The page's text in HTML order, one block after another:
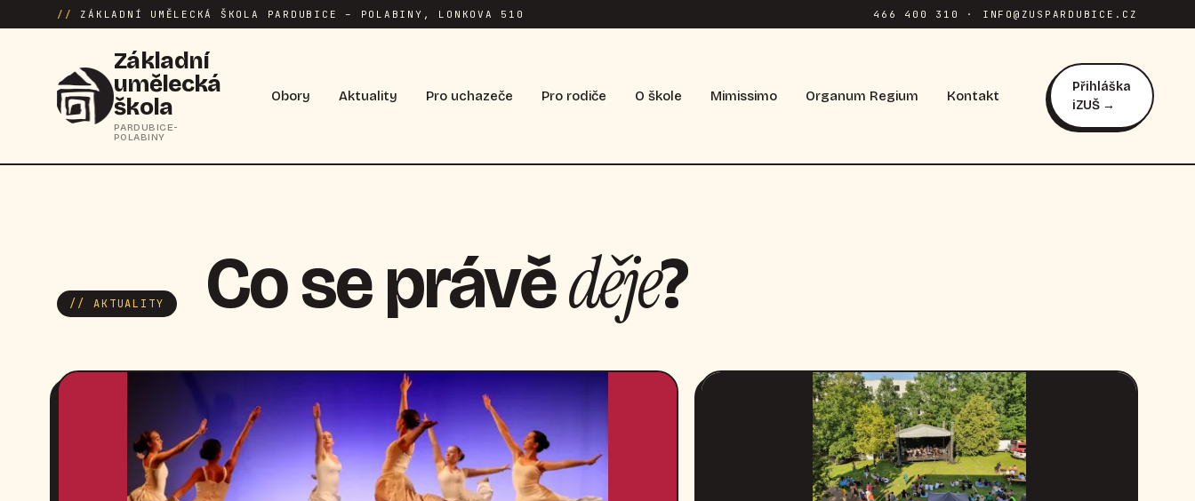
// ZÁKLADNÍ UMĚLECKÁ ŠKOLA PARDUBICE – POLABINY, LONKOVA 510 466 400 310 · INFO@ZUSPARDUBICE.CZ
Základní
umělecká
škola
PARDUBICE-
POLABINY
Obory Aktuality Pro uchazeče Pro rodiče O škole Mimissimo Organum Regium Kontakt
Přihláška
iZUŠ →
// AKTUALITY Co se právěděje?